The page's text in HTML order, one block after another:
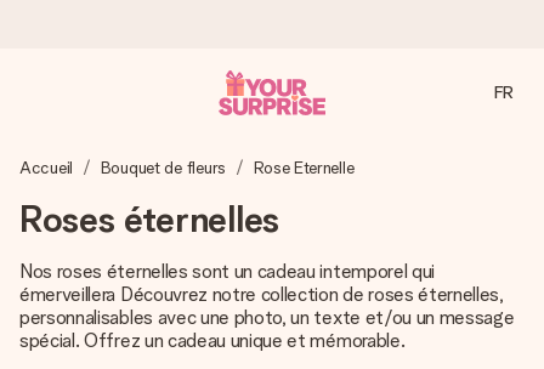
Nous préparons votre cadeau avec attention et l’envoyons
quand cela compte le plus.
4,8 (sur la base de +15 000 avis)
FR
Accueil Bouquet de fleurs Rose Eternelle
Roses éternelles
Nos roses éternelles sont un cadeau intemporel qui
émerveillera Découvrez notre collection de roses éternelles,
personnalisables avec une photo, un texte et/ou un message
spécial. Offrez un cadeau unique et mémorable.